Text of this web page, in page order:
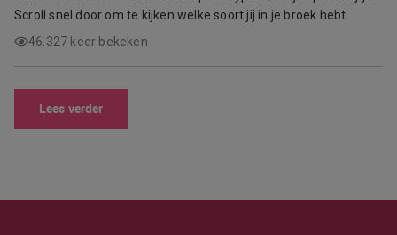
Scroll snel door om te kijken welke soort jij in je broek hebt…
46.327 keer bekeken
Lees verder